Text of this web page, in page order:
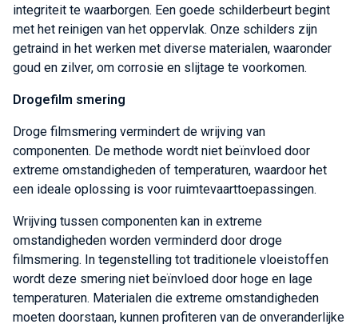
integriteit te waarborgen. Een goede schilderbeurt begint
met het reinigen van het oppervlak. Onze schilders zijn
getraind in het werken met diverse materialen, waaronder
goud en zilver, om corrosie en slijtage te voorkomen.
Drogefilm smering
Droge filmsmering vermindert de wrijving van
componenten. De methode wordt niet beïnvloed door
extreme omstandigheden of temperaturen, waardoor het
een ideale oplossing is voor ruimtevaarttoepassingen.
Wrijving tussen componenten kan in extreme
omstandigheden worden verminderd door droge
filmsmering. In tegenstelling tot traditionele vloeistoffen
wordt deze smering niet beïnvloed door hoge en lage
temperaturen. Materialen die extreme omstandigheden
moeten doorstaan, kunnen profiteren van de onveranderlijke